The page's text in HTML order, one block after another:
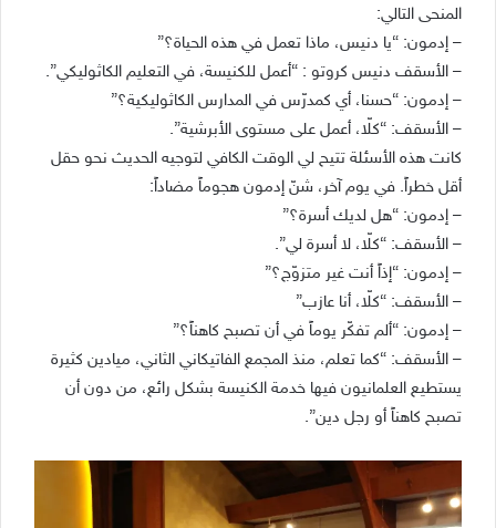
المنحى التالي:
– إدمون: “يا دنيس، ماذا تعمل في هذه الحياة؟”
– الأسقف دنيس كروتو : “أعمل للكنيسة، في التعليم الكاثوليكي”.
– إدمون: “حسنا، أي كمدرّس في المدارس الكاثوليكية؟”
– الأسقف: “كلّا، أعمل على مستوى الأبرشية”.
كانت هذه الأسئلة تتيح لي الوقت الكافي لتوجيه الحديث نحو حقل
أقل خطراً. في يوم آخر، شنّ إدمون هجوماً مضاداً:
– إدمون: “هل لديك أسرة؟”
– الأسقف: “كلّا، لا أسرة لي”.
– إدمون: “إذاً أنت غير متزوّج؟”
– الأسقف: “كلّا، أنا عازب”
– إدمون: “ألم تفكّر يوماً في أن تصبح كاهناً؟”
– الأسقف: “كما تعلم، منذ المجمع الفاتيكاني الثاني، ميادين كثيرة
يستطيع العلمانيون فيها خدمة الكنيسة بشكل رائع، من دون أن
تصبح كاهناً أو رجل دين”.